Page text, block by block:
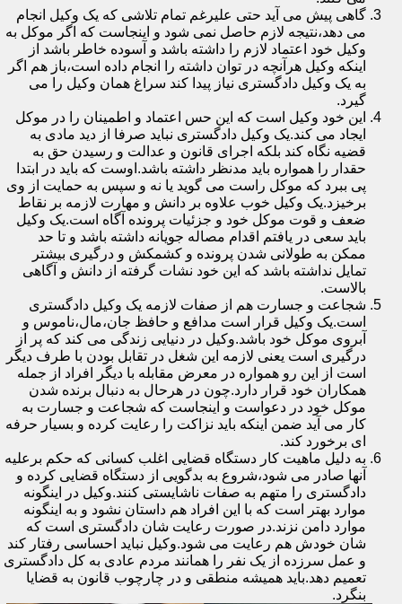
گاهی پیش می آید حتی علیرغم تمام تلاشی که یک وکیل انجام
می دهد،نتیجه لازم حاصل نمی شود و اینجاست که اگر موکل به
وکیل خود اعتماد لازم را داشته باشد و آسوده خاطر باشد از
اینکه وکیل هرآنچه در توان داشته را انجام داده است،باز هم اگر
به یک وکیل دادگستری نیاز پیدا کند سراغ همان وکیل را می
گیرد.
این خود وکیل است که این حس اعتماد و اطمینان را در موکل
ایجاد می کند.یک وکیل دادگستری نباید صرفا از دید مادی به
قضیه نگاه کند بلکه اجرای قانون و عدالت و رسیدن حق به
حقدار را همواره باید مدنظر داشته باشد.اوست که باید در ابتدا
پی ببرد که موکل راست می گوید یا نه و سپس به حمایت از وی
برخیزد.یک وکیل خوب علاوه بر دانش و مهارت لازمه بر نقاط
ضعف و قوت موکل خود و جزئیات پرونده آگاه است.یک وکیل
باید سعی در یافتم اقدام مصاله جویانه داشته باشد و تا حد
ممکن به طولانی شدن پرونده و کشمکش و درگیری بیشتر
تمایل نداشته باشد که این خود نشات گرفته از دانش و آگاهی
بالاست.
شجاعت و جسارت هم از صفات لازمه یک وکیل دادگستری
است.یک وکیل قرار است مدافع و حافظ جان،مال،ناموس و
آبروی موکل خود باشد.وکیل در دنیایی زندگی می کند که پر از
درگیری است یعنی لازمه این شغل در تقابل بودن با طرف دیگر
است از این رو همواره در معرض مقابله با دیگر افراد از جمله
همکاران خود قرار دارد.چون در هرحال به دنبال برنده شدن
موکل خود در دعواست و اینجاست که شجاعت و جسارت به
کار می آید ضمن اینکه باید نزاکت را رعایت کرده و بسیار حرفه
ای برخورد کند.
به دلیل ماهیت کار دستگاه قضایی اغلب کسانی که حکم برعلیه
آنها صادر می شود،شروع به بدگویی از دستگاه قضایی کرده و
دادگستری را متهم به صفات ناشایستی کنند.وکیل در اینگونه
موارد بهتر است که با این افراد هم داستان نشود و به اینگونه
موارد دامن نزند.در صورت رعایت شان دادگستری است که
شان خودش هم رعایت می شود.وکیل نباید احساسی رفتار کند
و عمل سرزده از یک نفر را همانند مردم عادی به کل دادگستری
تعمیم دهد.باید همیشه منطقی و در چارچوب قانون به قضایا
بنگرد.